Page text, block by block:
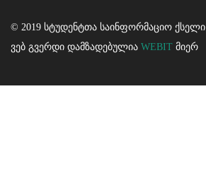
© 2019 სტუდენტთა საინფორმაციო ქსელი.
ვებ გვერდი დამზადებულია WEBIT მიერ